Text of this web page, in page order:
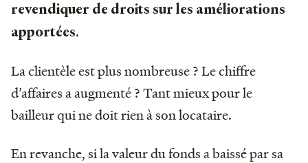
revendiquer de droits sur les améliorations
apportées.
La clientèle est plus nombreuse ? Le chiffre
d’affaires a augmenté ? Tant mieux pour le
bailleur qui ne doit rien à son locataire.
En revanche, si la valeur du fonds a baissé par sa